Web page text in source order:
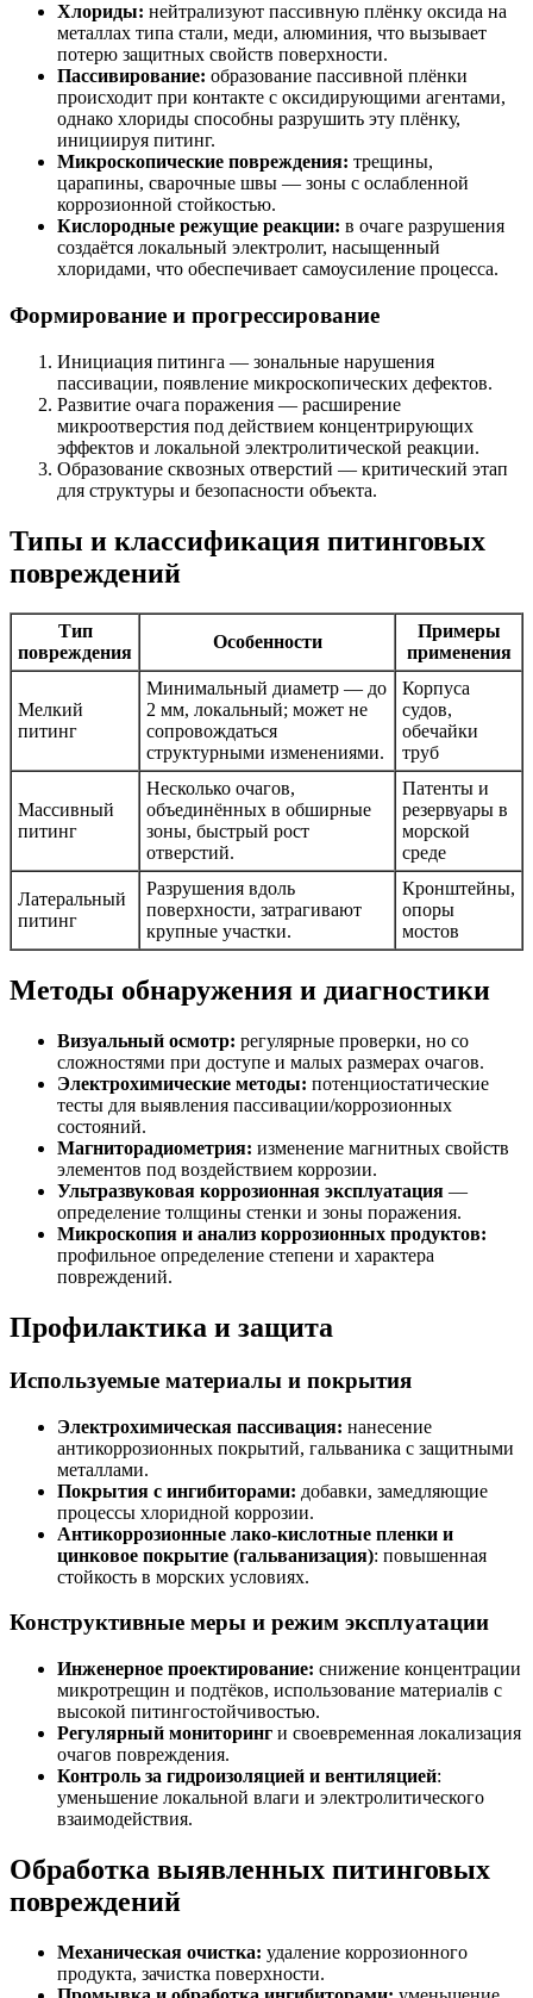
Хлориды: нейтрализуют пассивную плёнку оксида на
металлах типа стали, меди, алюминия, что вызывает
потерю защитных свойств поверхности.
Пассивирование: образование пассивной плёнки
происходит при контакте с оксидирующими агентами,
однако хлориды способны разрушить эту плёнку,
инициируя питинг.
Микроскопические повреждения: трещины,
царапины, сварочные швы — зоны с ослабленной
коррозионной стойкостью.
Кислородные режущие реакции: в очаге разрушения
создаётся локальный электролит, насыщенный
хлоридами, что обеспечивает самоусиление процесса.
Формирование и прогрессирование
Инициация питинга — зональные нарушения
пассивации, появление микроскопических дефектов.
Развитие очага поражения — расширение
микроотверстия под действием концентрирующих
эффектов и локальной электролитической реакции.
Образование сквозных отверстий — критический этап
для структуры и безопасности объекта.
Типы и классификация питинговых
повреждений
Тип
повреждения
Особенности
Примеры
применения
Мелкий
питинг
Минимальный диаметр — до
2 мм, локальный; может не
сопровождаться
структурными изменениями.
Корпуса
судов,
обечайки
труб
Массивный
питинг
Несколько очагов,
объединённых в обширные
зоны, быстрый рост
отверстий.
Патенты и
резервуары в
морской
среде
Латеральный
питинг
Разрушения вдоль
поверхности, затрагивают
крупные участки.
Кронштейны,
опоры
мостов
Методы обнаружения и диагностики
Визуальный осмотр: регулярные проверки, но со
сложностями при доступе и малых размерах очагов.
Электрохимические методы: потенциостатические
тесты для выявления пассивации/коррозионных
состояний.
Магниторадиометрия: изменение магнитных свойств
элементов под воздействием коррозии.
Ультразвуковая коррозионная эксплуатация —
определение толщины стенки и зоны поражения.
Микроскопия и анализ коррозионных продуктов:
профильное определение степени и характера
повреждений.
Профилактика и защита
Используемые материалы и покрытия
Электрохимическая пассивация: нанесение
антикоррозионных покрытий, гальваника с защитными
металлами.
Покрытия с ингибиторами: добавки, замедляющие
процессы хлоридной коррозии.
Антикоррозионные лако-кислотные пленки и
цинковое покрытие (гальванизация): повышенная
стойкость в морских условиях.
Конструктивные меры и режим эксплуатации
Инженерное проектирование: снижение концентрации
микротрещин и подтёков, использование материалів с
высокой питингостойчивостью.
Регулярный мониторинг и своевременная локализация
очагов повреждения.
Контроль за гидроизоляцией и вентиляцией:
уменьшение локальной влаги и электролитического
взаимодействия.
Обработка выявленных питинговых
повреждений
Механическая очистка: удаление коррозионного
продукта, зачистка поверхности.